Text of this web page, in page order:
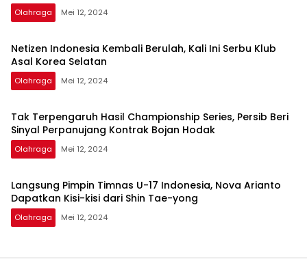
Olahraga Mei 12, 2024
Netizen Indonesia Kembali Berulah, Kali Ini Serbu Klub
Asal Korea Selatan
Olahraga Mei 12, 2024
Tak Terpengaruh Hasil Championship Series, Persib Beri
Sinyal Perpanujang Kontrak Bojan Hodak
Olahraga Mei 12, 2024
Langsung Pimpin Timnas U-17 Indonesia, Nova Arianto
Dapatkan Kisi-kisi dari Shin Tae-yong
Olahraga Mei 12, 2024